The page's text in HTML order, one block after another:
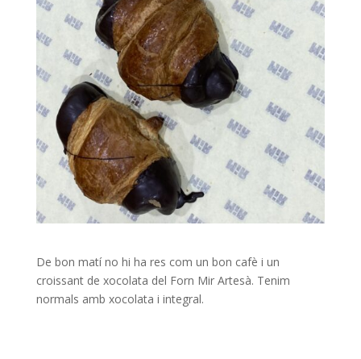
De bon matí no hi ha res com un bon cafè i un
croissant de xocolata del Forn Mir Artesà. Tenim
normals amb xocolata i integral.